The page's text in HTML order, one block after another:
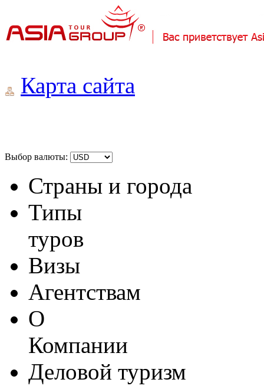
Карта сайта
Выбор валюты:
Страны и города
Типы
туров
Визы
Агентствам
О
Компании
Деловой туризм